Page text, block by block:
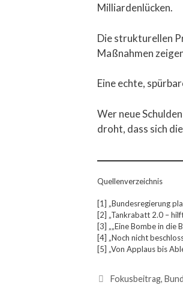
Milliardenlücken.
Die strukturellen
Maßnahmen
Eine echte,
Wer neue
droht, dass sich
Quellenverzeichnis
[1] „Bundesregierung
[2] „Tankrabatt 2.0 –
[3] „„Eine Bombe in
[4] „Noch nicht
[5] „Von Applaus bis
Fokusbeitrag,